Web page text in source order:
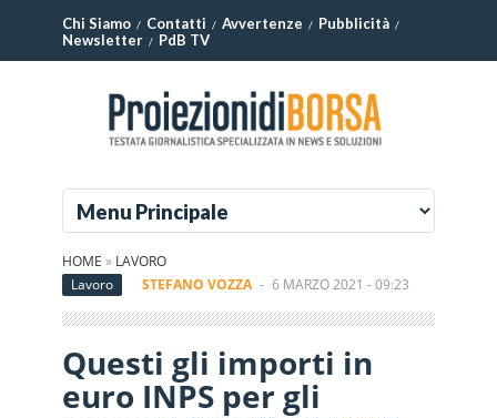
Chi Siamo Contatti Avvertenze
Pubblicità
Newsletter
PdB TV
HOME » LAVORO
Lavoro
STEFANO VOZZA - 6 MARZO 2021 - 09:23
Questi gli importi in
euro INPS per gli